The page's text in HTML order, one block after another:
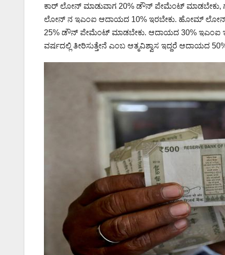
ಕಾರ್ ಲೋನ್ ಮಾಡುವಾಗ 20% ಡೌನ್ ಪೇಮೆಂಟ್ ಮಾಡಬೇಕು,
ಲೋನ್ ನ ಇಎಂಐ ಆದಾಯದ 10% ಇರಬೇಕು. ಹೋಮ್ ಲೋನ್
25% ಡೌನ್ ಪೇಮೆಂಟ್ ಮಾಡಬೇಕು. ಆದಾಯದ 30% ಇಎಂಐ
ವರ್ಷದಲ್ಲಿ ತೀರಿಸುತ್ತೇನೆ ಎಂಬ ಆತ್ಮವಿಶ್ವಾಸ ಇದ್ದರೆ ಆದಾಯದ